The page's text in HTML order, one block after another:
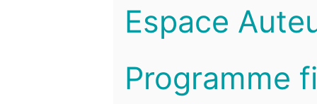
Espace
Programme